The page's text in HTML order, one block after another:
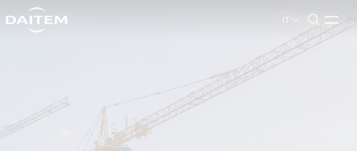
IT
search.label
close